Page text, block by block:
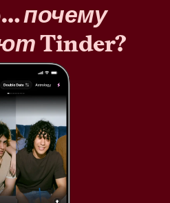
почему
Tinder?